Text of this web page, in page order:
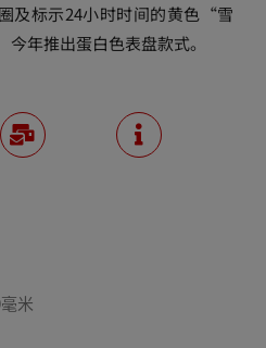
及标示24小时时间的黄色“雪
年推出蛋白色表盘款式。
米